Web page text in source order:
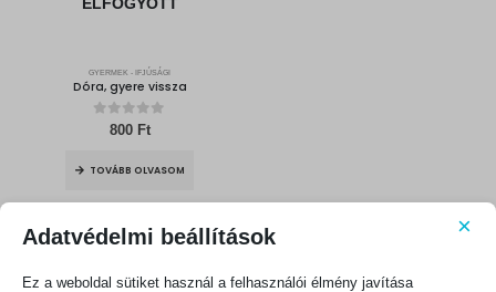
GYERMEK - IFJÚSÁGI
Dóra, gyere vissza
out of 5
800 Ft
TOVÁBB OLVASOM
Adatvédelmi beállítások ×
Ez a weboldal sütiket használ a felhasználói élmény javítása